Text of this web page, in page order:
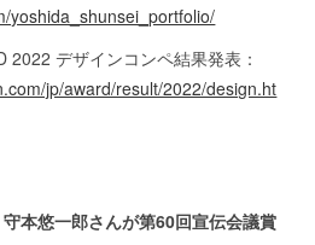
yoshida_shunsei_portfolio/
2022 デザインコンペ結果発表：
jp/award/result/2022/design.ht
守本悠一郎さんが第60回宣伝会議賞